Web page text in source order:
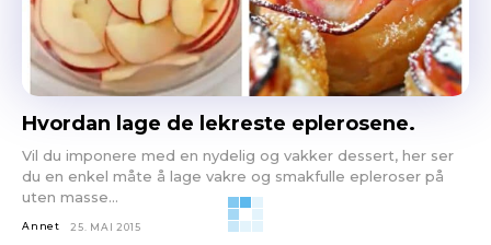
Hvordan lage de lekreste eplerosene.
Vil du imponere med en nydelig og vakker dessert, her ser
du en enkel måte å lage vakre og smakfulle epleroser på
uten masse...
Annet 25. MAI 2015